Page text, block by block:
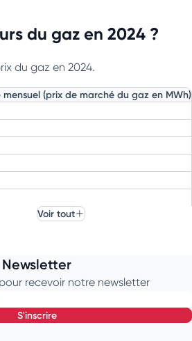
du gaz en 2024 ?
du gaz en 2024.
mensuel (prix de marché du gaz en MWh)
en 2024
Voir tout
Newsletter
recevoir notre newsletter
s'inscrire